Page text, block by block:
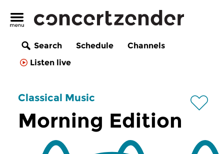
Search Schedule
Channels
Listen live
Classical Music
Morning Edition